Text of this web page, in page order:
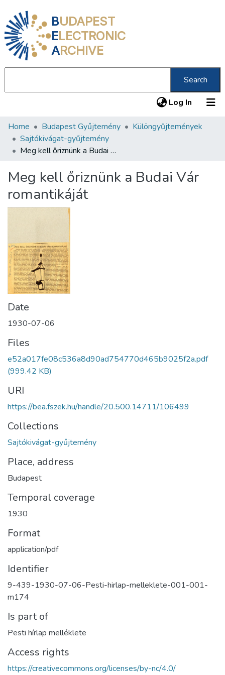
BUDAPEST
ELECTRONIC
ARCHIVE
Search
Log In (current)
Communities & Collections
All of DSpace
About us
Home Budapest Gyűjtemény
Különgyűjtemények
Sajtókivágat-gyűjtemény
Meg kell őriznünk a Budai Vár romantikáját
Meg kell őriznünk a Budai Vár
romantikáját
Date
1930-07-06
Files
e52a017fe08c536a8d90ad754770d465b9025f2a.pdf
(999.42 KB)
URI
https://bea.fszek.hu/handle/20.500.14711/106499
Collections
Sajtókivágat-gyűjtemény
Place, address
Budapest
Temporal coverage
1930
Format
application/pdf
Identifier
9-439-1930-07-06-Pesti-hirlap-melleklete-001-001-
m174
Is part of
Pesti hírlap melléklete
Access rights
https://creativecommons.org/licenses/by-nc/4.0/